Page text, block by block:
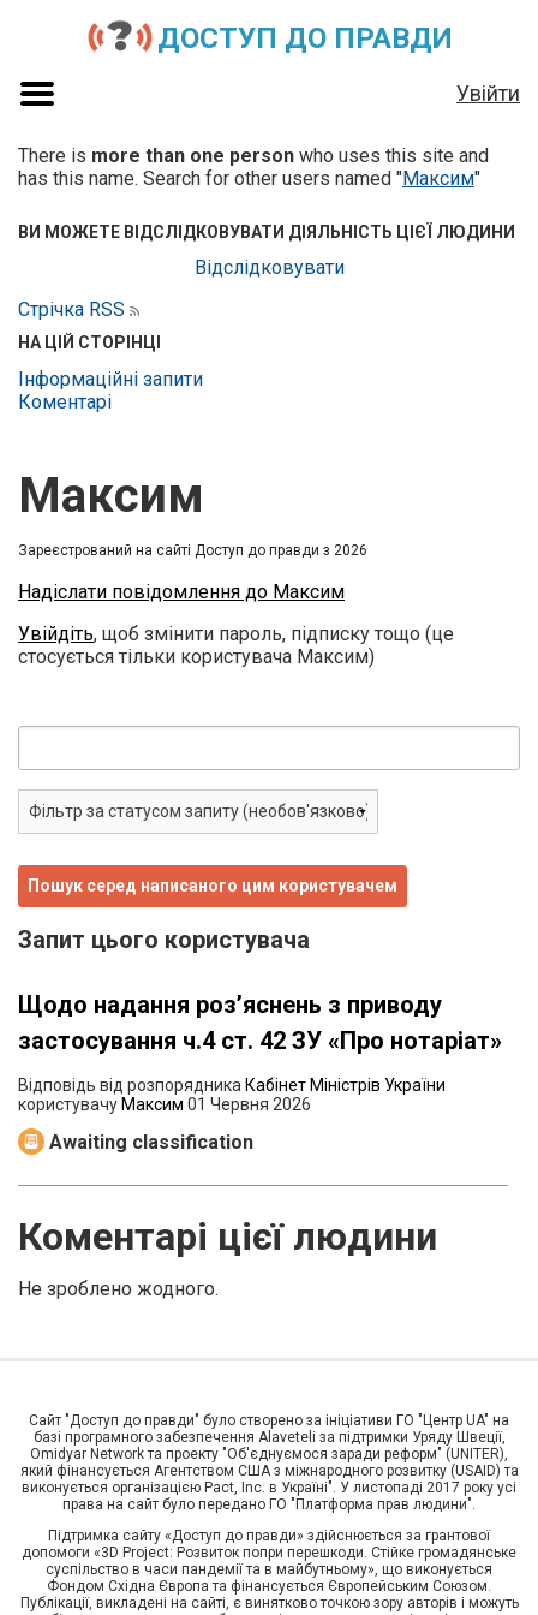
ДОСТУП ДО ПРАВДИ
Увійти
There is more than one person who uses this site and
has this name. Search for other users named "Максим"
ВИ МОЖЕТЕ ВІДСЛІДКОВУВАТИ ДІЯЛЬНІСТЬ ЦІЄЇ ЛЮДИНИ
Відслідковувати
Стрічка RSS
НА ЦІЙ СТОРІНЦІ
Інформаційні запити
Коментарі
Максим
Зареєстрований на сайті Доступ до правди з 2026
Надіслати повідомлення до Максим
Увійдіть, щоб змінити пароль, підписку тощо (це
стосується тільки користувача Максим)
Запит цього користувача
Щодо надання розʼяснень з приводу
застосування ч.4 ст. 42 ЗУ «Про нотаріат»
Відповідь від розпорядника Кабінет Міністрів України
користувачуМаксим 01 Червня 2026
Awaiting classification
Коментарі цієї людини
Не зроблено жодного.
Сайт "Доступ до правди" було створено за ініціативи ГО "Центр UA" на
базі програмного забезпечення Alaveteli за підтримки Уряду Швеції,
Omidyar Network та проекту "Об'єднуємося заради реформ" (UNITER),
який фінансується Агентством США з міжнародного розвитку (USAID) та
виконується організацією Pact, Inc. в Україні". У листопаді 2017 року усі
права на сайт було передано ГО "Платформа прав людини".
Підтримка сайту «Доступ до правди» здійснюється за грантової
допомоги «3D Project: Розвиток попри перешкоди. Стійке громадянське
суспільство в часи пандемії та в майбутньому», що виконується
Фондом Східна Європа та фінансується Європейським Союзом.
Публікації, викладені на сайті, є винятково точкою зору авторів і можуть